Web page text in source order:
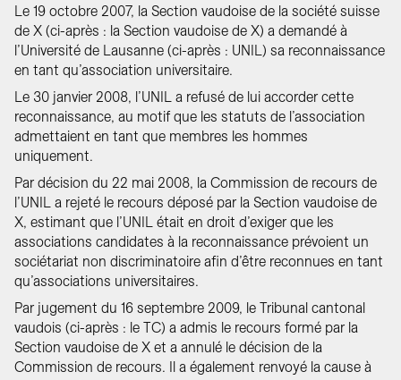
Le 19 octobre 2007, la Section vaudoise de la société suisse
de X (ci-après : la Section vaudoise de X) a demandé à
l’Université de Lausanne (ci-après : UNIL) sa reconnaissance
en tant qu’association universitaire.
Le 30 janvier 2008, l’UNIL a refusé de lui accorder cette
reconnaissance, au motif que les statuts de l’association
admettaient en tant que membres les hommes
uniquement.
Par décision du 22 mai 2008, la Commission de recours de
l’UNIL a rejeté le recours déposé par la Section vaudoise de
X, estimant que l’UNIL était en droit d’exiger que les
associations candidates à la reconnaissance prévoient un
sociétariat non discriminatoire afin d’être reconnues en tant
qu’associations universitaires.
Par jugement du 16 septembre 2009, le Tribunal cantonal
vaudois (ci-après : le TC) a admis le recours formé par la
Section vaudoise de X et a annulé le décision de la
Commission de recours. Il a également renvoyé la cause à